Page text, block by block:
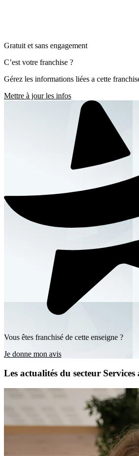
Gratuit et sans engagement
C’est votre franchise ?
Gérez les informations liées a cette
Mettre à jour les infos
Vous êtes franchisé de cette enseigne ?
Je donne mon avis
Les actualités du secteur